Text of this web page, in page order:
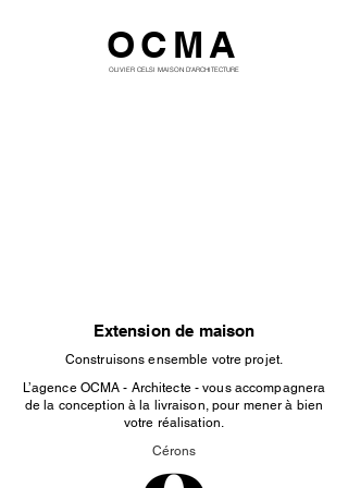
OCMA
OLIVIER CELSI MAISON D'ARCHITECTURE
Extension de maison
Construisons ensemble votre projet.
L’agence OCMA - Architecte - vous accompagnera
de la conception à la livraison, pour mener à bien
votre réalisation.
Cérons